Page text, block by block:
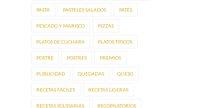
PASTA PASTELES SALADOS PATÉS
PESCADO Y MARISCO PIZZAS
PLATOS DE CUCHARA PLATOS TÍPICOS
POSTRE POSTRES PREMIOS
PUBLICIDAD QUEDADAS QUESO
RECETAS FÁCILES RECETAS LIGERAS
RECETAS SOLIDARIAS RECOPILATORIOS